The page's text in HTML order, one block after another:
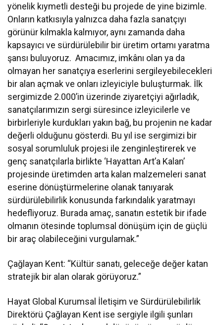
yönelik kıymetli desteği bu projede de yine bizimle.
Onların katkısıyla yalnızca daha fazla sanatçıyı
görünür kılmakla kalmıyor, aynı zamanda daha
kapsayıcı ve sürdürülebilir bir üretim ortamı yaratma
şansı buluyoruz. Amacımız, imkânı olan ya da
olmayan her sanatçıya eserlerini sergileyebilecekleri
bir alan açmak ve onları izleyiciyle buluşturmak. İlk
sergimizde 2.000’in üzerinde ziyaretçiyi ağırladık,
sanatçılarımızın sergi süresince izleyicilerle ve
birbirleriyle kurdukları yakın bağ, bu projenin ne kadar
değerli olduğunu gösterdi. Bu yıl ise sergimizi bir
sosyal sorumluluk projesi ile zenginleştirerek ve
genç sanatçılarla birlikte ‘Hayattan Art’a Kalan’
projesinde üretimden arta kalan malzemeleri sanat
eserine dönüştürmelerine olanak tanıyarak
sürdürülebilirlik konusunda farkındalık yaratmayı
hedefliyoruz. Burada amaç, sanatın estetik bir ifade
olmanın ötesinde toplumsal dönüşüm için de güçlü
bir araç olabileceğini vurgulamak.”
Çağlayan Kent: “Kültür sanatı, geleceğe değer katan
stratejik bir alan olarak görüyoruz.”
Hayat Global Kurumsal İletişim ve Sürdürülebilirlik
Direktörü Çağlayan Kent ise sergiyle ilgili şunları